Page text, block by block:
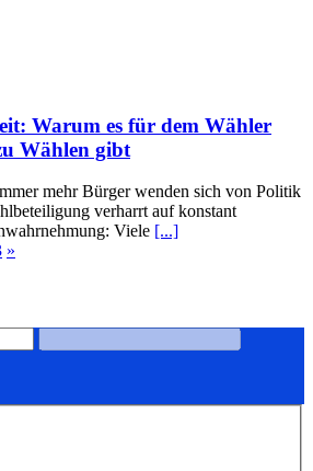
Warum es für dem Wähler
Wählen gibt
mehr Bürger wenden sich von Politik
verharrt auf konstant
Viele [...]
»